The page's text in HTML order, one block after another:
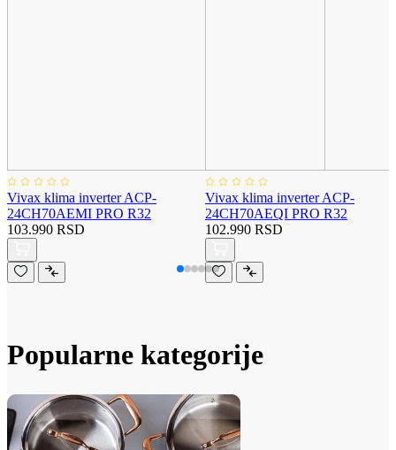
Vivax klima inverter ACP-
24CH70AEMI PRO R32
103.990 RSD
Vivax klima inverter ACP-
24CH70AEQI PRO R32
102.990 RSD
Popularne kategorije